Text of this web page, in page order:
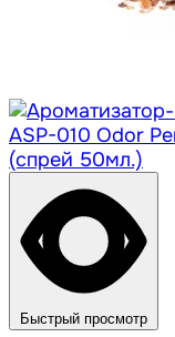
Быстрый просмотр